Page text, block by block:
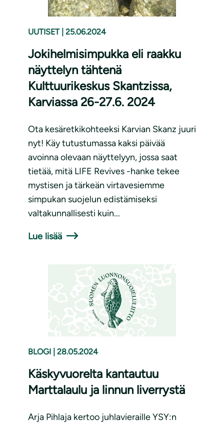
UUTISET 25.06.2024
Jokihelmisimpukka eli raakku
näyttelyn tähtenä
Kulttuurikeskus Skantzissa,
Karviassa 26-27.6. 2024
Ota kesäretkikohteeksi Karvian Skanz juuri
nyt! Käy tutustumassa kaksi päivää
avoinna olevaan näyttelyyn, jossa saat
tietää, mitä LIFE Revives -hanke tekee
mystisen ja tärkeän virtavesiemme
simpukan suojelun edistämiseksi
valtakunnallisesti kuin...
Lue lisää
BLOGI 28.05.2024
Käskyvuorelta kantautuu
Marttalaulu ja linnun liverrystä
Arja Pihlaja kertoo juhlavieraille YSY:n